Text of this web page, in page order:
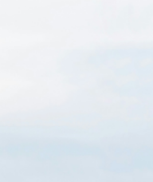
односторонняя
термосвариваемая пленка
термосвариванием